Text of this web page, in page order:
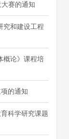
赛的通知
究和建设工程
概论》课程培
的通知
科学研究课题